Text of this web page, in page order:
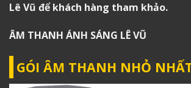
Lê Vũ để khách hàng tham khảo.
ÂM THANH ÁNH SÁNG LÊ VŨ
GÓI ÂM THANH NHỎ